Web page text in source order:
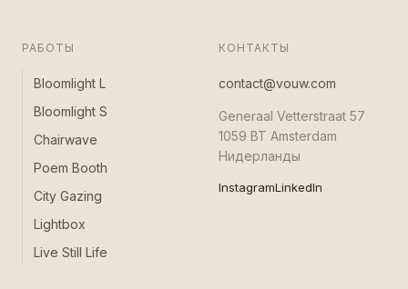
РАБОТЫ
Bloomlight L
Bloomlight S
Chairwave
Poem Booth
City Gazing
Lightbox
Live Still Life
КОНТАКТЫ
contact@vouw.com
Generaal Vetterstraat 57
1059 BT Amsterdam
Нидерланды
InstagramLinkedIn